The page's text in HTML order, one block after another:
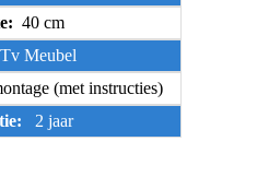
40 cm
Tv Meubel
(met instructies)
2 jaar